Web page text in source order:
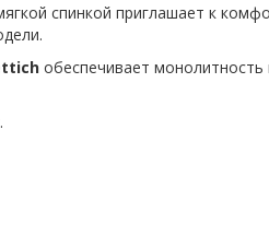
спинкой приглашает к
обеспечивает монолитность